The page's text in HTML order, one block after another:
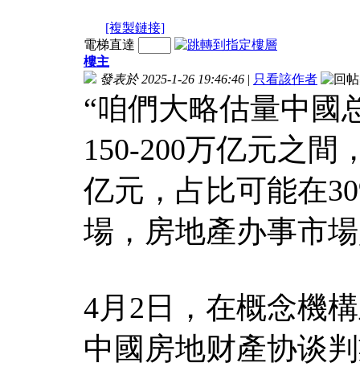
[複製鏈接]
電梯直達
樓主
發表於 2025-1-26 19:46:46 | 只看該作者
“咱們大略估量中國
150-200万亿元之間
亿元，占比可能在
場，房地產办事市
4月2日，在概念機
中國房地财產协谈